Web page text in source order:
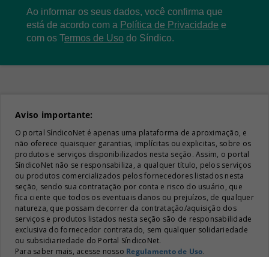
Ao informar os seus dados, você confirma que
está de acordo com a Política de Privacidade e
com os Termos de Uso do Síndico.
Aviso importante:
O portal SíndicoNet é apenas uma plataforma de aproximação, e
não oferece quaisquer garantias, implícitas ou explicitas, sobre os
produtos e serviços disponibilizados nesta seção. Assim, o portal
SíndicoNet não se responsabiliza, a qualquer título, pelos serviços
ou produtos comercializados pelos fornecedores listados nesta
seção, sendo sua contratação por conta e risco do usuário, que
fica ciente que todos os eventuais danos ou prejuízos, de qualquer
natureza, que possam decorrer da contratação/aquisição dos
serviços e produtos listados nesta seção são de responsabilidade
exclusiva do fornecedor contratado, sem qualquer solidariedade
ou subsidiariedade do Portal SíndicoNet.
Para saber mais, acesse nosso Regulamento de Uso.